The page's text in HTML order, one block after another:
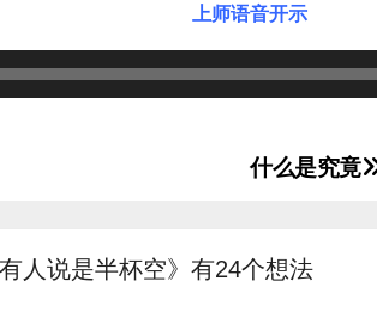
上师语音开示
什么是究竟
人说是半杯空》有24个想法